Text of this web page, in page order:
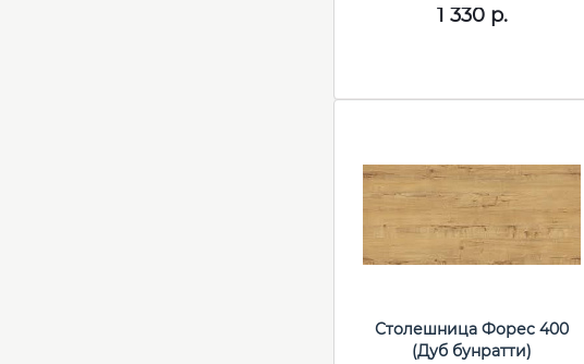
1 330р.
Столешница Форес 400
(Дуб бунратти)